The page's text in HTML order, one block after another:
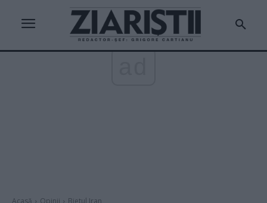
Acasă Opinii Bietul Iran